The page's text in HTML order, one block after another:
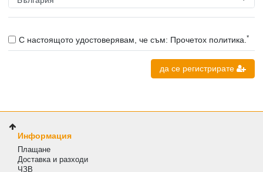
С настоящото удостоверявам, че съм: Прочетох политика.*
да се регистрирате
Информация
Плащане
Доставка и разходи
ЧЗВ